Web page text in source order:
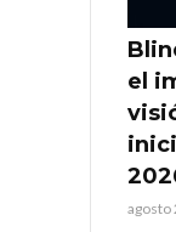
el
agosto